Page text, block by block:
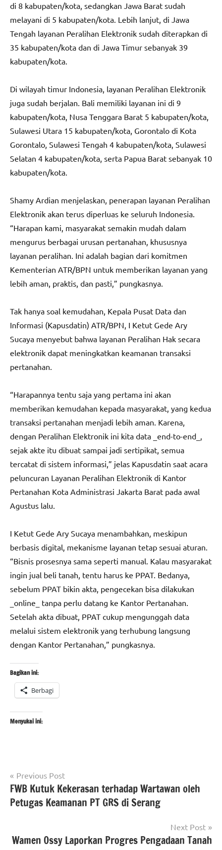
di 8 kabupaten/kota, sedangkan Jawa Barat sudah
melayani di 5 kabupaten/kota. Lebih lanjut, di Jawa
Tengah layanan Peralihan Elektronik sudah diterapkan di
35 kabupaten/kota dan di Jawa Timur sebanyak 39
kabupaten/kota.
Di wilayah timur Indonesia, layanan Peralihan Elektronik
juga sudah berjalan. Bali memiliki layanan ini di 9
kabupaten/kota, Nusa Tenggara Barat 5 kabupaten/kota,
Sulawesi Utara 15 kabupaten/kota, Gorontalo di Kota
Gorontalo, Sulawesi Tengah 4 kabupaten/kota, Sulawesi
Selatan 4 kabupaten/kota, serta Papua Barat sebanyak 10
kabupaten/kota.
Shamy Ardian menjelaskan, penerapan layanan Peralihan
Elektronik akan terus diperluas ke seluruh Indonesia.
“Harapan kami, masyarakat semakin mudah dalam
mengurus berbagai urusan pertanahan, khususnya
layanan peralihan. Ini adalah bagian dari komitmen
Kementerian ATR/BPN untuk memberikan layanan yang
lebih aman, praktis, dan pasti,” pungkasnya.
Tak hanya soal kemudahan, Kepala Pusat Data dan
Informasi (Kapusdatin) ATR/BPN, I Ketut Gede Ary
Sucaya menyebut bahwa layanan Peralihan Hak secara
elektronik dapat meningkatkan keamanan transaksi
pertanahan.
“Harapannya tentu saja yang pertama ini akan
memberikan kemudahan kepada masyarakat, yang kedua
transaksi pertanahan menjadi lebih aman. Karena,
dengan Peralihan Elektronik ini kita data _end-to-end_,
sejak akte itu dibuat sampai jadi sertipikat, semua
tercatat di sistem informasi,” jelas Kapusdatin saat acara
peluncuran Layanan Peralihan Elektronik di Kantor
Pertanahan Kota Administrasi Jakarta Barat pada awal
Agustus lalu.
I Ketut Gede Ary Sucaya menambahkan, meskipun
berbasis digital, mekanisme layanan tetap sesuai aturan.
“Bisnis prosesnya sama seperti manual. Kalau masyarakat
ingin jual beli tanah, tentu harus ke PPAT. Bedanya,
sebelum PPAT bikin akta, pengecekan bisa dilakukan
_online_ tanpa perlu datang ke Kantor Pertanahan.
Setelah akta dibuat, PPAT cukup mengunggah data
melalui sistem elektronik yang terhubung langsung
dengan Kantor Pertanahan,” pungkasnya.
Bagikan ini:
Berbagi
Menyukai ini:
Tagged
with
#beritakementrianatrbpnri,
#beritaNasional
#Kementerian
ATR/BPN
#Kementerian
berita
Navigasi
pos
Previous Post
FWB Kutuk Kekerasan terhadap Wartawan oleh
Petugas Keamanan PT GRS di Serang
Next Post
Wamen Ossy Laporkan Progres Pengadaan Tanah